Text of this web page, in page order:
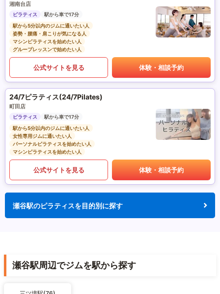
湘南台店
ピラティス
駅から車で17分
駅から5分以内のジムに通いたい人
姿勢・腰痛・肩こりが気になる人
マシンピラティスを始めたい人
グループレッスンで始めたい人
公式サイトを見る 体験・相談予約
24/7ピラティス(24/7Pilates)
町田店
ピラティス
駅から車で17分
駅から5分以内のジムに通いたい人
女性専用ジムに通いたい人
パーソナルピラティスを始めたい人
マシンピラティスを始めたい人
公式サイトを見る 体験・相談予約
瀬谷駅のピラティスを目的別に探す
瀬谷駅周辺でジムを駅から探す